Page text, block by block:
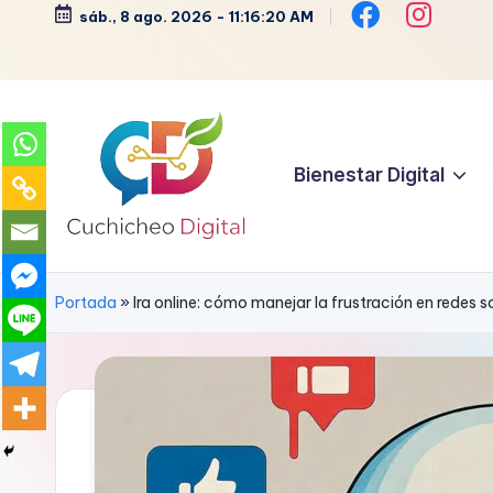
contenido
sáb., 8 ago. 2026 - 11:16:21 AM
C
u
h
Moda,
Vida
Zen
Bienestar Digital
Portada »Ira online: cómo manejar la frustración en redes